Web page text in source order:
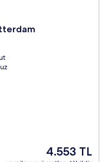
Güncel
fiyat:
4.553 TL